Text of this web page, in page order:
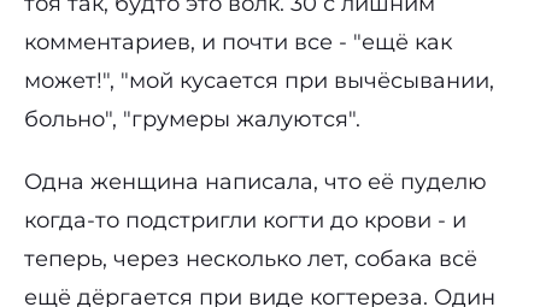
комментариев, и почти все - "ещё как
может!", "мой кусается при вычёсывании,
больно", "грумеры жалуются".
Одна женщина написала, что её пуделю
когда-то подстригли когти до крови - и
теперь, через несколько лет, собака всё
ещё дёргается при виде когтереза. Один